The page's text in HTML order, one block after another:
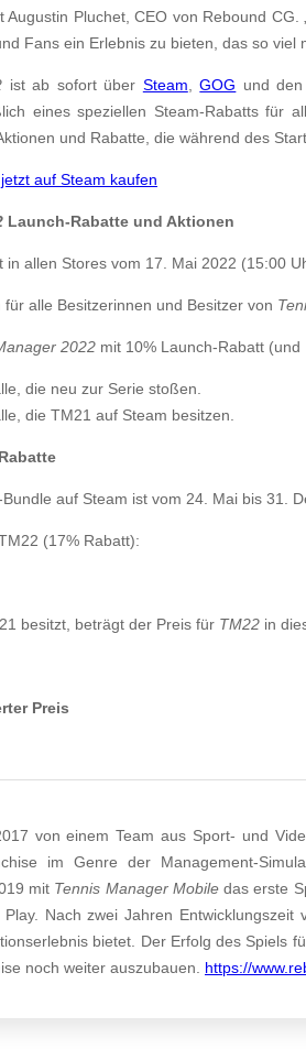
Augustin Pluchet, CEO von Rebound
Fans ein Erlebnis zu bieten, das so viel
ist ab sofort über Steam ,GOG und
eines speziellen Steam-Rabatts für
und Rabatte, die während des
jetzt auf Steam kaufen
Launch-Rabatte und Aktionen
in allen Stores vom 17. Mai 2022 (15:00
alle Besitzerinnen und Besitzer von
2022 mit 10% Launch-Rabatt
die neu zur Serie stoßen.
die TM21 auf Steam besitzen.
auf Steam ist vom 24. Mai bis 31.
(17% Rabatt):
besitzt, beträgt der Preis für TM22 in
Preis
von einem Team aus Sport- und
im Genre der Management-
mit Tennis Manager Mobiledas erste
Nach zwei Jahren
bietet. Der Erfolg des Spiels
noch weiter auszubauen.
https://